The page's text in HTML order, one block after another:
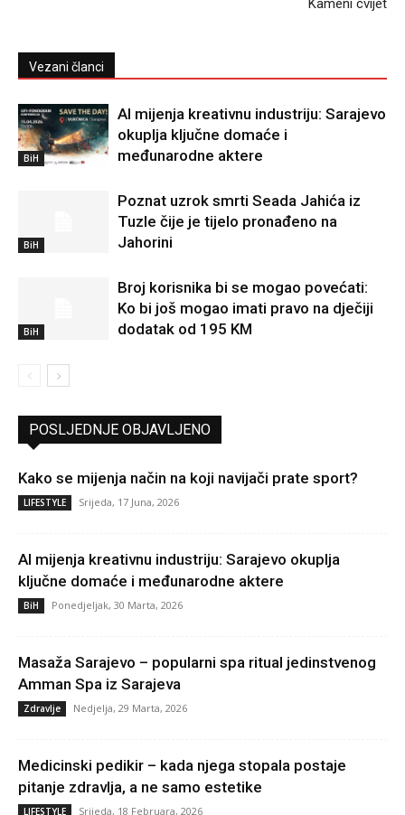
Kameni cvijet
Vezani članci
BiH
AI mijenja kreativnu industriju: Sarajevo
okuplja ključne domaće i
međunarodne aktere
BiH
Poznat uzrok smrti Seada Jahića iz
Tuzle čije je tijelo pronađeno na
Jahorini
BiH
Broj korisnika bi se mogao povećati:
Ko bi još mogao imati pravo na dječiji
dodatak od 195 KM
POSLJEDNJE OBJAVLJENO
Kako se mijenja način na koji navijači prate sport?
LIFESTYLE Srijeda, 17 Juna, 2026
AI mijenja kreativnu industriju: Sarajevo okuplja
ključne domaće i međunarodne aktere
BiH Ponedjeljak, 30 Marta, 2026
Masaža Sarajevo – popularni spa ritual jedinstvenog
Amman Spa iz Sarajeva
Zdravlje Nedjelja, 29 Marta, 2026
Medicinski pedikir – kada njega stopala postaje
pitanje zdravlja, a ne samo estetike
LIFESTYLE Srijeda, 18 Februara, 2026